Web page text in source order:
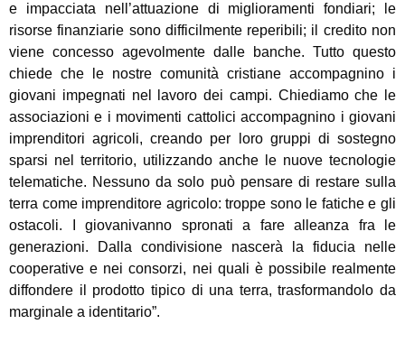
e impacciata nell’attuazione di miglioramenti fondiari; le
risorse finanziarie sono difficilmente reperibili; il credito non
viene concesso agevolmente dalle banche. Tutto questo
chiede che le nostre comunità cristiane accompagnino i
giovani impegnati nel lavoro dei campi. Chiediamo che le
associazioni e i movimenti cattolici accompagnino i giovani
imprenditori agricoli, creando per loro gruppi di sostegno
sparsi nel territorio, utilizzando anche le nuove tecnologie
telematiche. Nessuno da solo può pensare di restare sulla
terra come imprenditore agricolo: troppe sono le fatiche e gli
ostacoli. I giovanivanno spronati a fare alleanza fra le
generazioni. Dalla condivisione nascerà la fiducia nelle
cooperative e nei consorzi, nei quali è possibile realmente
diffondere il prodotto tipico di una terra, trasformandolo da
marginale a identitario”.